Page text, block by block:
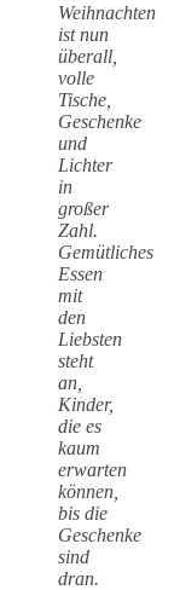
Weihnachten
ist nun
überall,
volle
Tische,
Geschenke
und
Lichter
in
großer
Zahl.
Gemütliches
Essen
mit
den
Liebsten
steht
an,
Kinder,
die es
kaum
erwarten
können,
bis die
Geschenke
sind
dran.